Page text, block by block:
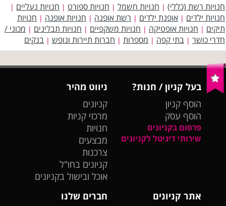
חנויות רשת (כללי) | חנויות חשמל | חנויות ספורט | חנויות נעליים |
חנויות ילדים | אופנת ילדים | רשת אופנה | חנויות אופנה | חנויות
תיקים | חנויות אופטיקה | חנויות משקפיים | חנויות תבלינים | מכוני /
חדרי כושר | בתי קפה | מספרות | חברות תיירות ונופש | בנקים
בעל קניון / חנות?
הוסף קניון
הוסף עסק
פרסום בקניונים
שירותי דיגיטל לקניונים
ניווט מהיר
קניונים
מרכזי קניות
חנויות
מבצעים
צרכנות
קניונים בחו"ל
אוכל ובישול בקניונים
אתר קניונים
חברים שלנו